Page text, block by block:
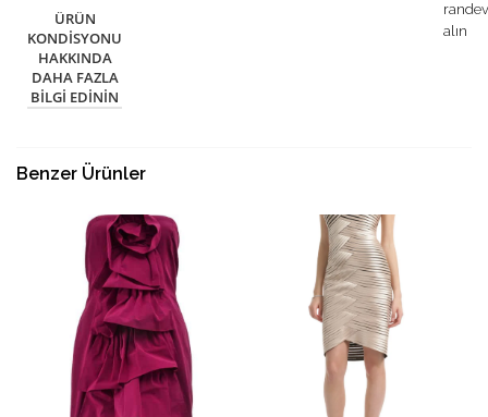
ÜRÜN
KONDISYONU
HAKKINDA
DAHA FAZLA
BILGI EDININ
alın
Benzer Ürünler